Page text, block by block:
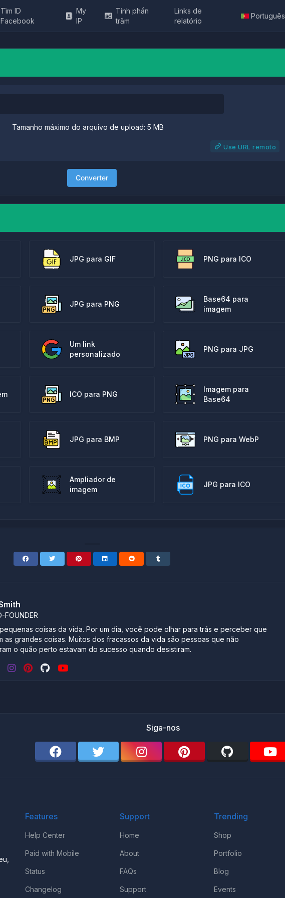
Tìm ID
Facebook
My
IP
Tính phần
trăm
Links de
relatório
Português
Tamanho máximo do arquivo de upload: 5 MB
Use URL remoto
Converter
JPG para GIF PNG para ICO
JPG para PNG
Base64 para
imagem
Um link
personalizado
PNG para JPG
ICO para PNG
Imagem para
Base64
JPG para BMP PNG para WebP
Ampliador de
imagem
JPG para ICO
FOUNDER
coisas da vida. Por um dia, você pode olhar para trás e perceber que
as grandes coisas. Muitos dos fracassos da vida são pessoas que não
o quão perto estavam do sucesso quando desistiram.
Siga-nos
Features
Help Center
Paid with Mobile
Status
Changelog
Support
Home
About
FAQs
Support
Trending
Shop
Portfolio
Blog
Events